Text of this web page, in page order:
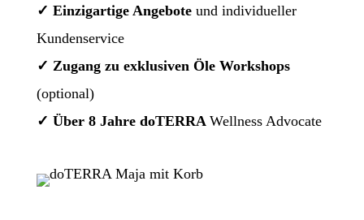
✓ Einzigartige Angeboteund individueller
Kundenservice
✓ Zugang zu exklusiven Öle Workshops
(optional)
✓ Über 8 Jahre doTERRA Wellness Advocate